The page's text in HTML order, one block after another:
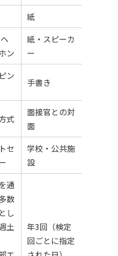
紙
ン
紙・スピーカ
ー
ン
手書き
式
面接官との対
面
セ
学校・公共施
設
通
数
し
土
年3回（検定
回ごとに指定